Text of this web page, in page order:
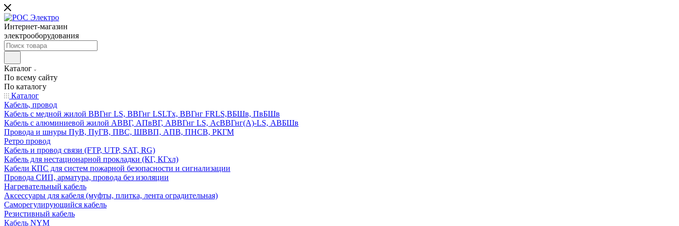
Интернет-магазин
электрооборудования
Каталог
По всему сайту
По каталогу
Каталог
Кабель, провод
Кабель с медной жилой ВВГнг LS, ВВГнг LSLTx, ВВГнг FRLS,ВБШв, ПвБШв
Кабель с алюминиевой жилой АВВГ, АПвВГ, АВВГнг LS, АсВВГнг(А)-LS, АВБШв
Провода и шнуры ПуВ, ПуГВ, ПВС, ШВВП, АПВ, ПНСВ, РКГМ
Ретро провод
Кабель и провод связи (FTP, UTP, SAT, RG)
Кабель для нестационарной прокладки (КГ, КГхл)
Кабели КПС для систем пожарной безопасности и сигнализации
Провода СИП, арматура, провода без изоляции
Нагревательный кабель
Аксессуары для кабеля (муфты, плитка, лента оградительная)
Саморегулирующийся кабель
Резистивный кабель
Кабель NYM